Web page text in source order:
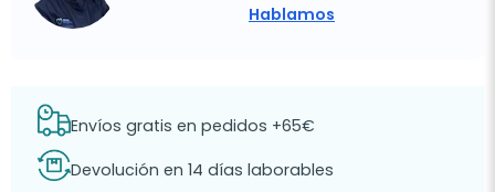
Hablamos
Envíos gratis en pedidos +65€
Devolución en 14 días laborables